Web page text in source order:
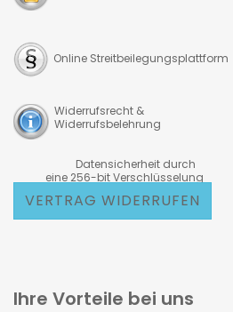
Online Streitbeilegungsplattform
Widerrufsrecht &
Widerrufsbelehrung
Datensicherheit durch
eine 256-bit Verschlüsselung
VERTRAG WIDERRUFEN
Ihre Vorteile bei uns